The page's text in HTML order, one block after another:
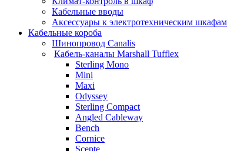
Кабельные вводы
Аксессуары к электротехническим шкафам
Кабельные короба
Шинопровод Canalis
Кабель-каналы Marshall Tufflex
Sterling Mono
Mini
Maxi
Odyssey
Sterling Compact
Angled Cableway
Bench
Cornice
Scepte